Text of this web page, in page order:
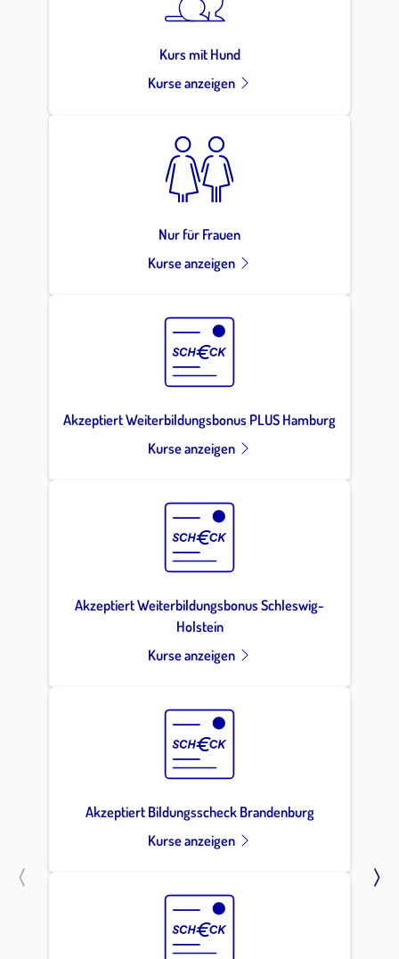
Kurs mit Hund
Kurse anzeigen
Nur für Frauen
Kurse anzeigen
Akzeptiert Weiterbildungsbonus PLUS Hamburg
Kurse anzeigen
Akzeptiert Weiterbildungsbonus Schleswig-
Holstein
Kurse anzeigen
Akzeptiert Bildungsscheck Brandenburg
Kurse anzeigen